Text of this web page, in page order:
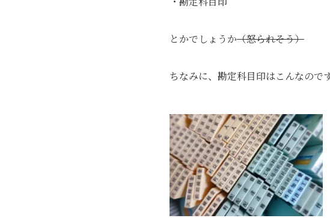
とかでしょうか（怒られそう）
ちなみに、勘定科目印はこんなのです